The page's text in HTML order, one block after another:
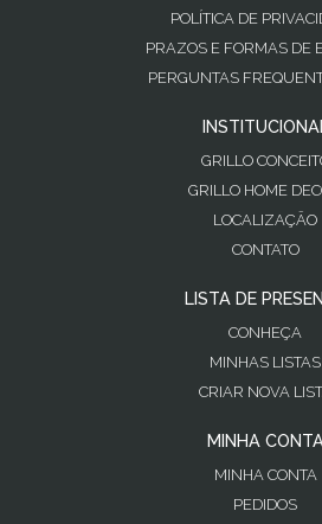
POLÍTICA DE
PRAZOS E FORMAS DE
PERGUNTAS
GRILLO
GRILLO HOME
LOCALIZAÇÃO
CONTATO
LISTA DE
CONHEÇA
MINHAS LISTAS
CRIAR NOVA
MINHA CONTA
MINHA CONTA
PEDIDOS